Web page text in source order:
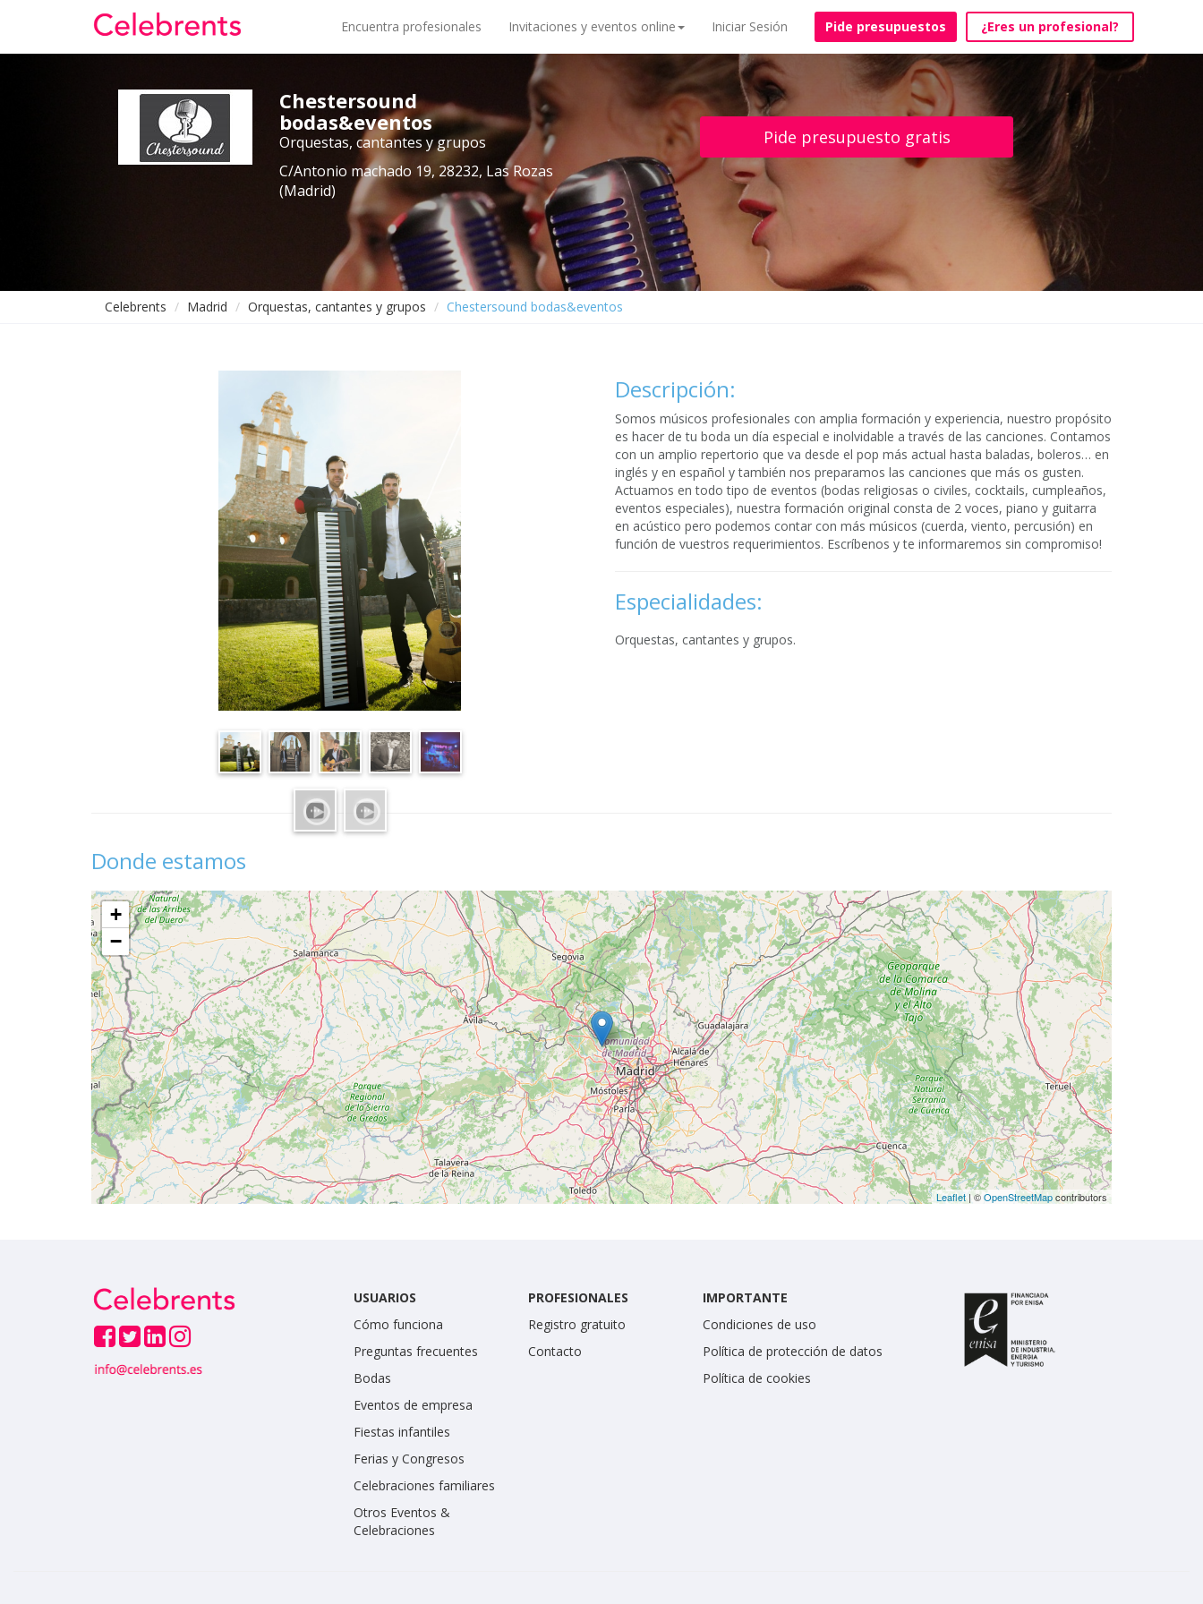
Encuentra profesionales Invitaciones y eventos online Iniciar Sesión Pide presupuestos ¿Eres un profesional?
Chestersound
bodas&eventos
Orquestas, cantantes y grupos
C/Antonio machado 19, 28232, Las Rozas
(Madrid)
Pide presupuesto gratis
Celebrents Madrid Orquestas, cantantes y grupos Chestersound bodas&eventos
Descripción:
Somos músicos profesionales con amplia formación y experiencia, nuestro propósito
es hacer de tu boda un día especial e inolvidable a través de las canciones. Contamos
con un amplio repertorio que va desde el pop más actual hasta baladas, boleros… en
inglés y en español y también nos preparamos las canciones que más os gusten.
Actuamos en todo tipo de eventos (bodas religiosas o civiles, cocktails, cumpleaños,
eventos especiales), nuestra formación original consta de 2 voces, piano y guitarra
en acústico pero podemos contar con más músicos (cuerda, viento, percusión) en
función de vuestros requerimientos. Escríbenos y te informaremos sin compromiso!
Especialidades:
Orquestas, cantantes y grupos.
Donde estamos
+
−
Leaflet | ©OpenStreetMapcontributors
USUARIOS
Cómo funciona
Preguntas frecuentes
Bodas
Eventos de empresa
Fiestas infantiles
Ferias y Congresos
Celebraciones familiares
Otros Eventos &
Celebraciones
PROFESIONALES
Registro gratuito
Contacto
IMPORTANTE
Condiciones de uso
Política de protección de datos
Política de cookies